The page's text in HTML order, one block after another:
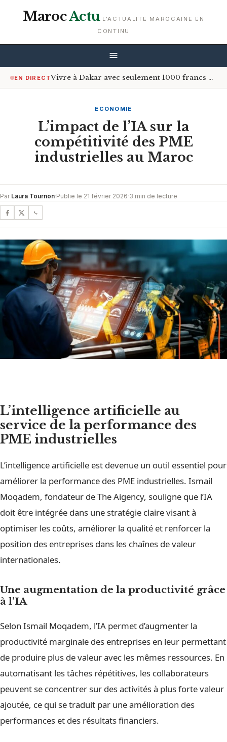
MarocActu L'ACTUALITE MAROCAINE EN
CONTINU
EN DIRECT Vivre à Dakar avec seulement 1000 francs CFA par jour : est-ce possible ?
ECONOMIE
L’impact de l’IA sur la
compétitivité des PME
industrielles au Maroc
Par Laura Tournon·Publie le 21 février 2026·3 min de lecture
L’intelligence artificielle au
service de la performance des
PME industrielles
L’intelligence artificielle est devenue un outil essentiel pour
améliorer la performance des PME industrielles. Ismail
Moqadem, fondateur de The Aigency, souligne que l’IA
doit être intégrée dans une stratégie claire visant à
optimiser les coûts, améliorer la qualité et renforcer la
position des entreprises dans les chaînes de valeur
internationales.
Une augmentation de la productivité grâce
à l’IA
Selon Ismail Moqadem, l’IA permet d’augmenter la
productivité marginale des entreprises en leur permettant
de produire plus de valeur avec les mêmes ressources. En
automatisant les tâches répétitives, les collaborateurs
peuvent se concentrer sur des activités à plus forte valeur
ajoutée, ce qui se traduit par une amélioration des
performances et des résultats financiers.